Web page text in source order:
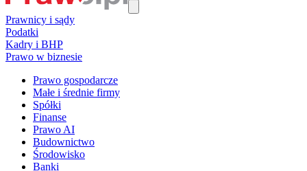
Prawnicy i sądy
Podatki
Kadry i BHP
Prawo w biznesie
Prawo gospodarcze
Małe i średnie firmy
Spółki
Finanse
Prawo AI
Budownictwo
Środowisko
Banki